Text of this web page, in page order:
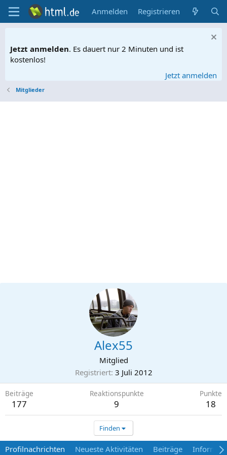
Anmelden Registrieren
Jetzt anmelden. Es dauert nur 2 Minuten und ist
kostenlos!
Jetzt anmelden
Mitglieder
Alex55
Mitglied
Registriert 3 Juli 2012
Beiträge
177
Reaktionspunkte
9
Punkte
18
Finden
Profilnachrichten Neueste Aktivitäten Beiträge